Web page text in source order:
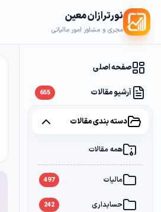
نورترازان معین
مجری و مشاور امور مالیاتی
صفحه اصلی
آرشیو مقالات 655
دسته بندی مقالات
همه مقالات
مالیات 497
حسابداری 242